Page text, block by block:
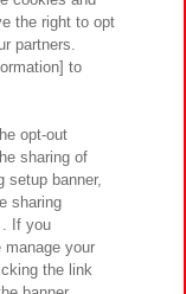
イトポリシー
ィ方針と検証結果
問・お問い合わせ
the right to opt
partners.
to
opt-out
sharing of
setup banner,
sharing
. If you
manage your
the link